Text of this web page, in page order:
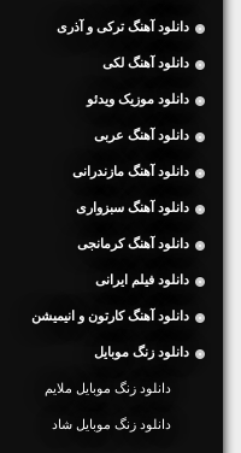
دانلود آهنگ ترکی و آذری
دانلود آهنگ لکی
دانلود موزیک ویدئو
دانلود آهنگ عربی
دانلود آهنگ مازندرانی
دانلود آهنگ سبزواری
دانلود آهنگ کرمانجی
دانلود فیلم ایرانی
دانلود آهنگ کارتون و انیمیشن
دانلود زنگ موبایل
دانلود زنگ موبایل ملایم
دانلود زنگ موبایل شاد